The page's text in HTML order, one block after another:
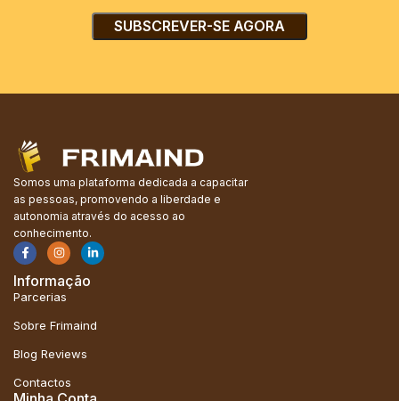
Somos uma plataforma dedicada a capacitar
as pessoas, promovendo a liberdade e
autonomia através do acesso ao
conhecimento.
Informação
Parcerias
Sobre Frimaind
Blog Reviews
Contactos